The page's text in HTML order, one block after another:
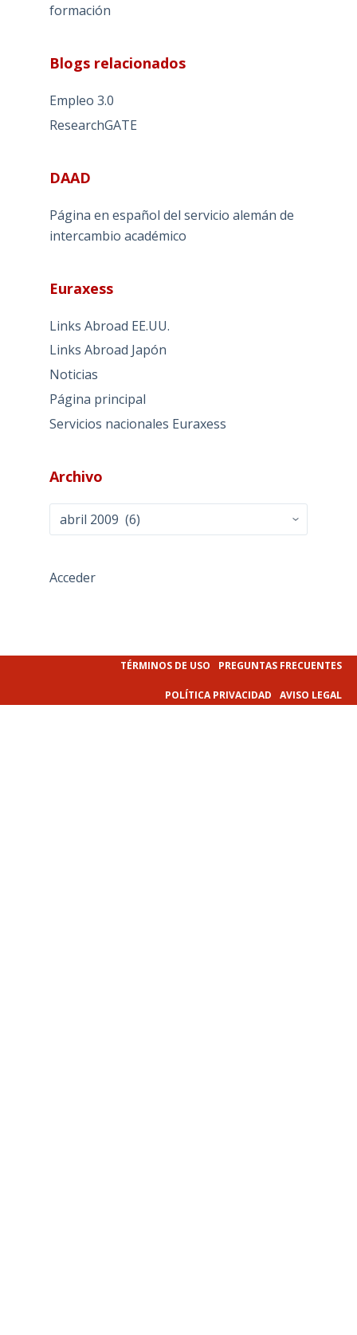
formación
Blogs relacionados
Empleo 3.0
ResearchGATE
DAAD
Página en español del servicio alemán de
intercambio académico
Euraxess
Links Abroad EE.UU.
Links Abroad Japón
Noticias
Página principal
Servicios nacionales Euraxess
Archivo
Archivo
Acceder
TÉRMINOS DE USO PREGUNTAS FRECUENTES
POLÍTICA PRIVACIDAD AVISO LEGAL